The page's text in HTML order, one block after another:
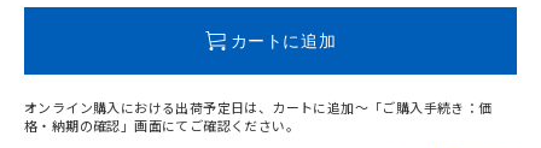
カートに追加
オンライン購入における出荷予定日は、カートに追加～「ご購入手続き：価
格・納期の確認」画面にてご確認ください。